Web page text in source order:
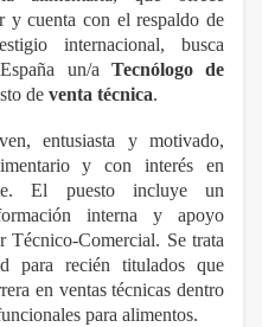
y cuenta con el respaldo de
internacional, busca
un/a Tecnólogo de
de venta técnica.
entusiasta y motivado,
y con interés en
El puesto incluye un
interna y apoyo
Comercial. Se trata
para recién titulados que
en ventas técnicas dentro
para alimentos.